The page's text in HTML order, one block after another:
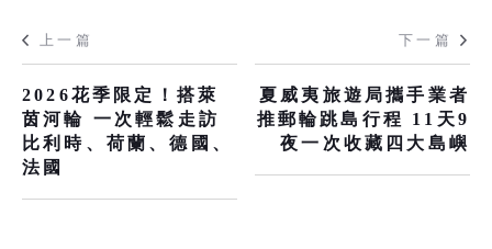
上一篇
2026花季限定！搭萊
茵河輪 一次輕鬆走訪
比利時、荷蘭、德國、
法國
下一篇
夏威夷旅遊局攜手業者
推郵輪跳島行程 11天9
夜一次收藏四大島嶼